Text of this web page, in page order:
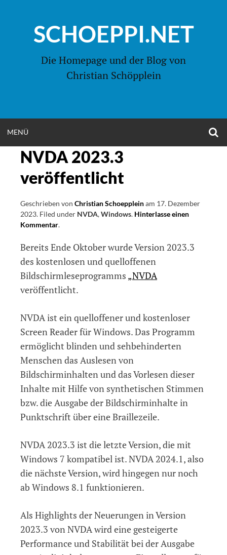
springenSCHOEPPI.NET
Die Homepage und der Blog von
Christian Schöpplein
MENÜ
MENU
NVDA 2023.3
veröffentlicht
Geschrieben von Christian Schoeppleinam 17. Dezember
2023. Filed under NVDA,Windows. Hinterlasse einen
Kommentaron
2023.3
veröffentlicht
.
Bereits Ende Oktober wurde Version 2023.3
des kostenlosen und quelloffenen
Bildschirmleseprogramms „NVDA
veröffentlicht.
NVDA ist ein quelloffener und kostenloser
Screen Reader für Windows. Das Programm
ermöglicht blinden und sehbehinderten
Menschen das Auslesen von
Bildschirminhalten und das Vorlesen dieser
Inhalte mit Hilfe von synthetischen Stimmen
bzw. die Ausgabe der Bildschirminhalte in
Punktschrift über eine Braillezeile.
NVDA 2023.3 ist die letzte Version, die mit
Windows 7 kompatibel ist. NVDA 2024.1, also
die nächste Version, wird hingegen nur noch
ab Windows 8.1 funktionieren.
Als Highlights der Neuerungen in Version
2023.3 von NVDA wird eine gesteigerte
Performance und Stabilität bei der Ausgabe